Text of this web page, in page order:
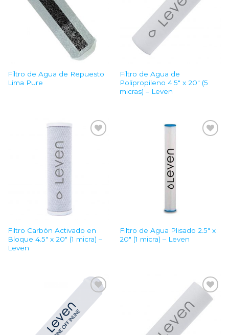
Filtro de Agua de Repuesto
Lima Pure
Filtro de Agua de
Polipropileno 4.5″ x 20″ (5
micras) – Leven
Filtro Carbón Activado en
Bloque 4.5″ x 20″ (1 micra) –
Leven
Filtro de Agua Plisado 2.5″ x
20″ (1 micra) – Leven
Add to
Wishlist
Add to
Wishlist